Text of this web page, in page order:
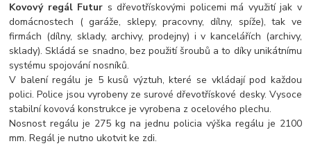
Kovový regál Futur s dřevotřískovými policemi má využití jak v
domácnostech ( garáže, sklepy, pracovny, dílny, spíže), tak ve
firmách (dílny, sklady, archivy, prodejny) i v kancelářích (archivy,
sklady). Skládá se snadno, bez použití šroubů a to díky unikátnímu
systému spojování nosníků.
V balení regálu je 5 kusů výztuh, které se vkládají pod každou
polici. Police jsou vyrobeny ze surové dřevotřískové desky. Vysoce
stabilní kovová konstrukce je vyrobena z ocelového plechu.
Nosnost regálu je 275 kg na jednu policia výška regálu je 2100
mm. Regál je nutno ukotvit ke zdi.